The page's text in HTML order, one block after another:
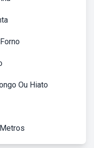
Ou Hiato